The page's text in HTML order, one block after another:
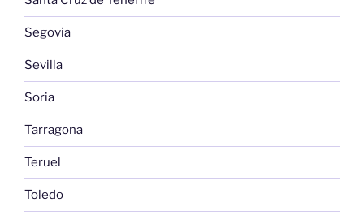
Segovia
Sevilla
Soria
Tarragona
Teruel
Toledo